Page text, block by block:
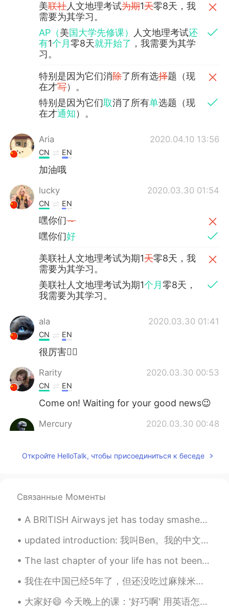
美联社人文地理考试为期1天零8天，我
需要为其学习。
AP（美国大学先修课） 人文地理考试还
有1个月零8天就开始了 ，我需要为其学
习。
特别是因为它们消除了所有选择题（现
在才写）。
特别是因为它们取消了所有单选题（现
在才通知）。
Aria 2020.04.10 13:56
CN EN
加油哦
lucky 2020.03.30 01:54
CN EN
嘿你们～
嘿你们好
美联社人文地理考试为期1天零8天，我
需要为其学习。
美联社人文地理考试为期1个月零8天，
我需要为其学习。
ala 2020.03.30 01:41
CN EN
很厉害👍🏻
Rarity 2020.03.30 00:53
CN EN
Come on! Waiting for your good news😉
Mercury 2020.03.30 00:48
@May 何玫莎没关系的😄
Mercury 2020.03.30 00:45
CN EN
Fighting～
Mercury 2020.03.30 00:45
嘿你们～
Откройте HelloTalk, чтобы присоединиться к беседе
Связанные Моменты
A BRITISH Airways jet has today smashed the record for the fastest subsonic New York to London fl...
updated introduction: 我叫Ben。我的中文名字是殷杰彬。我今年22岁，来自美国南部的佛罗里达州。 我刚从北佛罗里达大学毕业。我将在九月搬到武汉，我将在湖北大学教书。 我在...
The last chapter of your life has not been written yet. YOU hold the pen. Write the story you wa...
我住在中国已经5年了，但还没吃过麻辣米线。因为我从来都不喜欢米粉，但现在我改变了。真好吃。 其实前几天晚上，我告诉了我妈妈中国菜有多多样化。我发给了她许多我最喜欢的食物的照片。哈哈 另外，在...
大家好😄 今天晚上的课：'好巧啊' 用英语怎么表达？ That's such a coincidence! （最正常的） That's so funny! (然后你要解释funny的情况） ...